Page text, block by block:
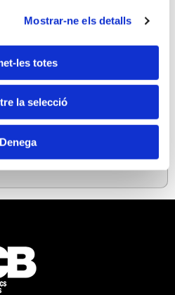
Mostrar-ne els detalls
les totes
la selecció
Denega
2025 Y EJERCICIOS
SOCIEDADES 2023